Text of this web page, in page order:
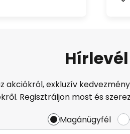
Hírlevél
akciókról, exkluzív
Regisztráljon most és
Magánügyfél